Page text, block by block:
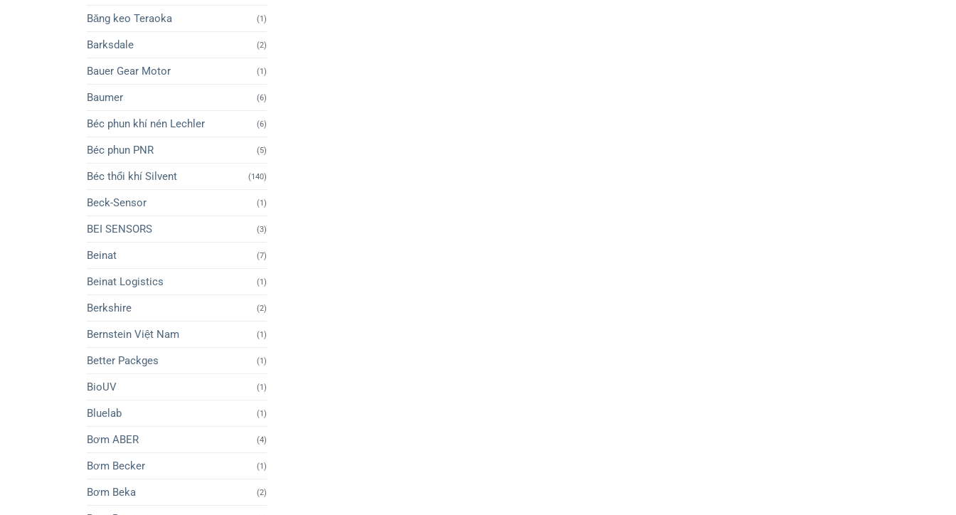
Băng keo Teraoka (1)
Barksdale (2)
Bauer Gear Motor (1)
Baumer (6)
Béc phun khí nén Lechler (6)
Béc phun PNR (5)
Béc thổi khí Silvent (140)
Beck-Sensor (1)
BEI SENSORS (3)
Beinat (7)
Beinat Logistics (1)
Berkshire (2)
Bernstein Việt Nam (1)
Better Packges (1)
BioUV (1)
Bluelab (1)
Bơm ABER (4)
Bơm Becker (1)
Bơm Beka (2)